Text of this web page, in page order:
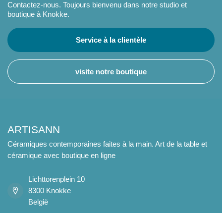
Contactez-nous. Toujours bienvenu dans notre studio et
boutique à Knokke.
Service à la clientèle
visite notre boutique
ARTISANN
Céramiques contemporaines faites à la main. Art de la table et
céramique avec boutique en ligne
Lichttorenplein 10
8300 Knokke
België